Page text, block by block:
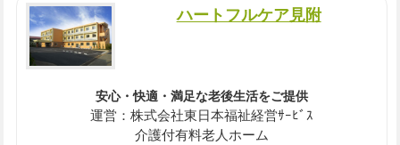
ハートフルケア見附
安心・快適・満足な老後生活をご提供
運営：株式会社東日本福祉経営ｻｰﾋﾞｽ
介護付有料老人ホーム